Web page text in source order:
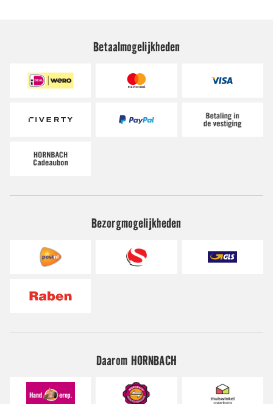
Betaalmogelijkheden
Bezorgmogelijkheden
Daarom HORNBACH